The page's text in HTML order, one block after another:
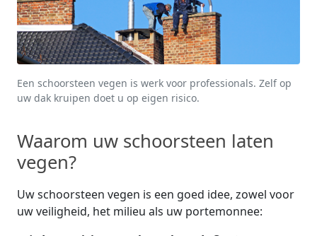
Een schoorsteen vegen is werk voor professionals. Zelf op
uw dak kruipen doet u op eigen risico.
Waarom uw schoorsteen laten
vegen?
Uw schoorsteen vegen is een goed idee, zowel voor
uw veiligheid, het milieu als uw portemonnee: